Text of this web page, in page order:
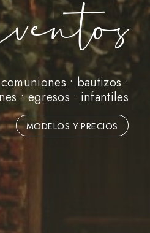
• bautizos •
• egresos • infantiles
MODELOS Y PRECIOS